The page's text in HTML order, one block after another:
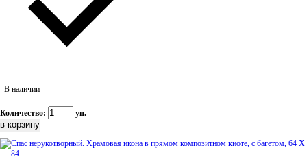
В наличии
Количество: уп.